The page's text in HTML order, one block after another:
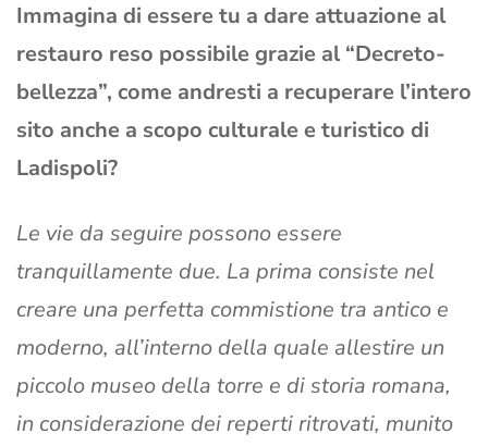
Immagina di essere tu a dare attuazione al
restauro reso possibile grazie al “Decreto-
bellezza”, come andresti a recuperare l’intero
sito anche a scopo culturale e turistico di
Ladispoli?
Le vie da seguire possono essere
tranquillamente due. La prima consiste nel
creare una perfetta commistione tra antico e
moderno, all’interno della quale allestire un
piccolo museo della torre e di storia romana,
in considerazione dei reperti ritrovati, munito